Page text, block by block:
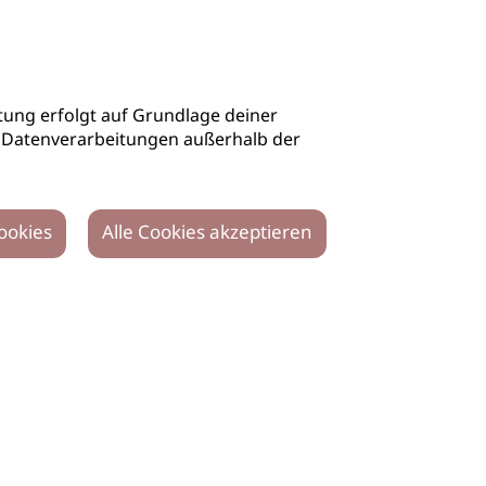
erfolgt auf Grundlage deiner
Datenverarbeitungen außerhalb der
Alle Cookies akzeptieren